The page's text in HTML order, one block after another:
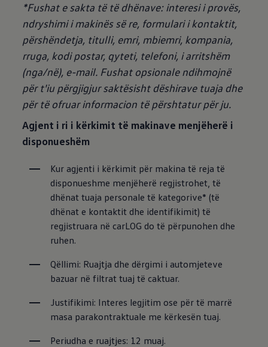
*Fushat e sakta të të dhënave: interesi i provës,
ndryshimi i makinës së re, formulari i kontaktit,
përshëndetja, titulli, emri, mbiemri, kompania,
rruga, kodi postar, qyteti, telefoni, i arritshëm
(nga/në), e-mail. Fushat opsionale ndihmojnë
për t'iu përgjigjur saktësisht dëshirave tuaja dhe
për të ofruar informacion të përshtatur për ju.
Agjent i ri i kërkimit të makinave menjëherë i
disponueshëm
Kur agjenti i kërkimit për makina të reja të
disponueshme menjëherë regjistrohet, të
dhënat tuaja personale të kategorive* (të
dhënat e kontaktit dhe identifikimit) të
regjistruara në carLOG do të përpunohen dhe
ruhen.
Qëllimi: Ruajtja dhe dërgimi i automjeteve
bazuar në filtrat tuaj të caktuar.
Justifikimi: Interes legjitim ose për të marrë
masa parakontraktuale me kërkesën tuaj.
Periudha e ruajtjes: 12 muaj.